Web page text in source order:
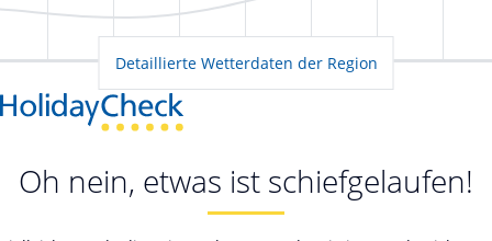
Detaillierte Wetterdaten der Region
Oh nein, etwas ist schiefgelaufen!